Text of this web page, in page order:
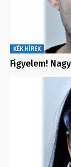
KÉK HÍREK
Figyelem!